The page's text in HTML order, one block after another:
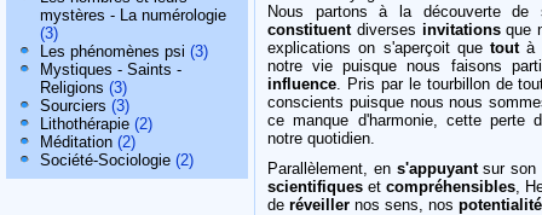
mystères - La numérologie
(3)
Les phénomènes psi (3)
Mystiques - Saints -
Religions (3)
Sourciers (3)
Lithothérapie (2)
Méditation (2)
Société-Sociologie (2)
Nous partons à la découverte
constituentdiverses invitationsque
explications on s'aperçoit quetoutà
notre vie puisque nous faisons
influence . Pris par le tourbillon de
conscients puisque nous nous
ce manque d'harmonie, cette perte
notre quotidien.
Parallèlement, en s'appuyantsur son
scientifiques etcompréhensibles ,
de réveiller nos sens, nos